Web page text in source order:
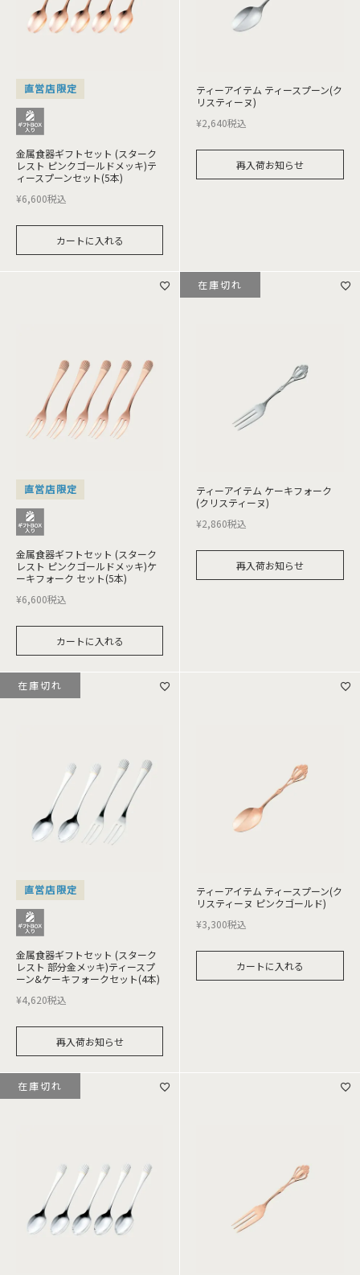
直営店限定
金属食器ギフトセット (スターク
レスト ピンクゴールドメッキ)テ
ィースプーンセット(5本)
¥6,600税込
カートに入れる
ティーアイテム ティースプーン(ク
リスティーヌ)
¥2,640税込
再入荷お知らせ
直営店限定
金属食器ギフトセット (スターク
レスト ピンクゴールドメッキ)ケ
ーキフォーク セット(5本)
¥6,600税込
カートに入れる
ティーアイテム ケーキフォーク
(クリスティーヌ)
¥2,860税込
再入荷お知らせ
在庫切れ
直営店限定
金属食器ギフトセット (スターク
レスト 部分金メッキ)ティースプ
ーン&ケーキフォークセット(4本)
¥4,620税込
再入荷お知らせ
在庫切れ
ティーアイテム ティースプーン(ク
リスティーヌ ピンクゴールド)
¥3,300税込
カートに入れる
在庫切れ